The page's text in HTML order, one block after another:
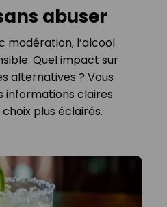
abuser
modération, l’alcool
Quel impact sur
alternatives ? Vous
informations claires
plus éclairés.